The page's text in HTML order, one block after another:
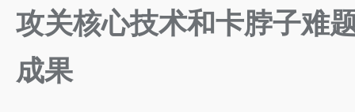
攻关核心技术和卡脖子难
成果